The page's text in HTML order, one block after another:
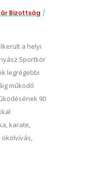
Bizottság
a helyi
Sportkör
legrégebbi
működő
90
karate,
ökölvívás,